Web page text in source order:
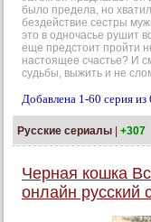
было предела, но
бездействие сестры
это в одночасье рушит
еще предстоит пройти
настоящее счастье? И
судьбы, выжить и не
Добавлена 1-60 серия из
Русские сериалы | +307
Черная кошка
онлайн русский